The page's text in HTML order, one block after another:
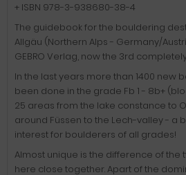
+ ISBN 978-3-938680-38-4
The guidebook for the bouldering
Allgäu (Northern Alps - Germany/
GEBRO Verlag, now the 3rd
In the last years more than 1400 new
been done in the grade Fb 1 - 8b+
25 areas from the lake constance to
around Füssen to the Lech-valley - a
interest for boulderers of all grades!
Almost unique is the difference of the
here close together. Apart of the